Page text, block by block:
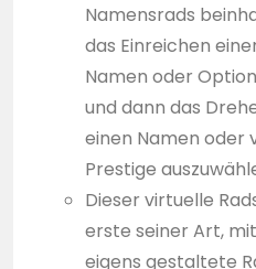
Namensrads
das Einreichen
Namen oder
und dann das
einen Namen oder
Prestige
Dieser virtuelle
erste seiner Art,
eigens gestaltete